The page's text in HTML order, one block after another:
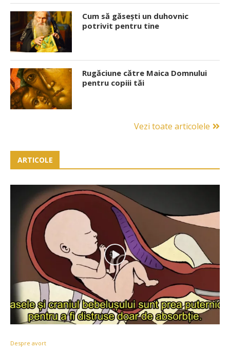
Cum să găsești un duhovnic
potrivit pentru tine
Rugăciune către Maica Domnului
pentru copiii tăi
Vezi toate articolele
ARTICOLE
Despre avort